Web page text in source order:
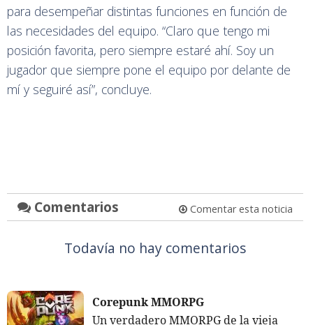
para desempeñar distintas funciones en función de
las necesidades del equipo. “Claro que tengo mi
posición favorita, pero siempre estaré ahí. Soy un
jugador que siempre pone el equipo por delante de
mí y seguiré así”, concluye.
Comentarios Comentar esta noticia
Todavía no hay comentarios
Corepunk MMORPG
Un verdadero MMORPG de la vieja